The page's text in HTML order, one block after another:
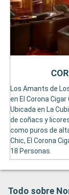
Los Amants de
en El Corona
Ubicada en La
de coñacs y
como puros de
Chic, El Corona
18 Personas.
Todo sobre